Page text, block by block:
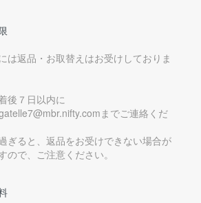
は返品・お取替えはお受けしておりま
後７日以内に
までご連絡くだ
ぎると、返品をお受けできない場合が
ので、ご注意ください。